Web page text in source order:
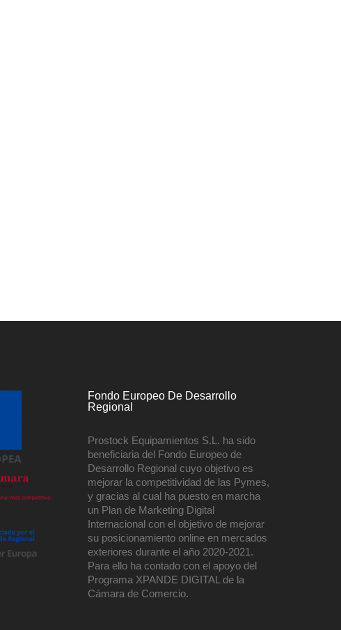
Fondo Europeo De Desarrollo
Regional
Prostock Equipamientos S.L. ha sido
beneficiaria del Fondo Europeo de
Desarrollo Regional cuyo objetivo es
mejorar la competitividad de las Pymes,
y gracias al cual ha puesto en marcha
un Plan de Marketing Digital
Internacional con el objetivo de mejorar
su posicionamiento online en mercados
exteriores durante el año 2020-2021.
Para ello ha contado con el apoyo del
Programa XPANDE DIGITAL de la
Cámara de Comercio.